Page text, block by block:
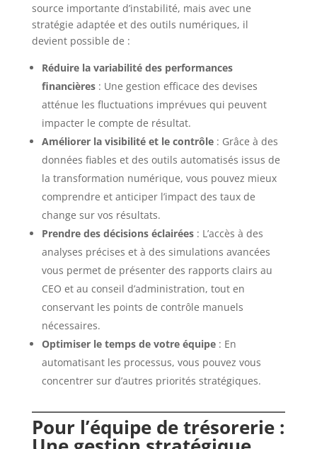
source importante d’instabilité, mais avec une
stratégie adaptée et des outils numériques, il
devient possible de :
Réduire la variabilité des performances
financières: Une gestion efficace des devises
atténue les fluctuations imprévues qui peuvent
impacter le compte de résultat.
Améliorer la visibilité et le contrôle: Grâce à des
données fiables et des outils automatisés issus de
la transformation numérique, vous pouvez mieux
comprendre et anticiper l’impact des taux de
change sur vos résultats.
Prendre des décisions éclairées: L’accès à des
analyses précises et à des simulations avancées
vous permet de présenter des rapports clairs au
CEO et au conseil d’administration, tout en
conservant les points de contrôle manuels
nécessaires.
Optimiser le temps de votre équipe: En
automatisant les processus, vous pouvez vous
concentrer sur d’autres priorités stratégiques.
Pour l’équipe de trésorerie :